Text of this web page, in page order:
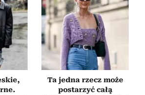
naszej witrynie. Informacje o tym, jak
witryny, udostępniamy partnerom
reklamowym i analitycznym.
te informacje z innymi danymi
lub uzyskanymi podczas
Ta jedna rzecz może
postarzyć całą